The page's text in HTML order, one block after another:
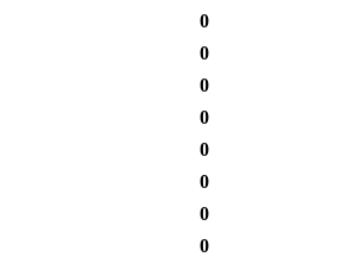
0
0
0
0
0
0
0
0